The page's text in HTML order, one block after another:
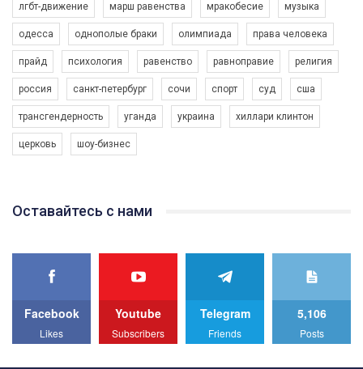
Зупинимо насильство проти ЛГБТ в Україні! Stop violence against LGBT in Ukraine!
6/30/2017
Емоційний та вражаючий промо-ролік на конкурс PACT, який
представляє програму "Гей-альянс Україна" з протидії
насильству проти ЛГБТ в Україні.
Ми просимо вашої підтримки, щоб реалізувати нашу
програму з боротьби з насильством проти ЛГБТ в Україні.
Якщо ти хочеш підтримати нас - просто натисни "лайк" під
best video, representing programme for the development of
We appeal to your support and ask to help us implement our plan
All you have to do is to press "Like" below the video.
Эмоционально сильный ролик от команды "Гей-альянс
1.9K Просмотров • 226 Нравится • 5 Комментариев
лгбт-движение марш равенства мракобесие музыка
одесса однополые браки олимпиада права человека
прайд психология равенство равноправие религия
россия санкт-петербург сочи спорт суд сша
трансгендерность уганда украина хиллари клинтон
церковь шоу-бизнес
Оставайтесь с нами
Facebook
Likes
Youtube
Subscribers
Telegram
Friends
5,106
Posts